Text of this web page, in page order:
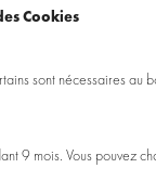
Cookies
sont nécessaires au
9 mois. Vous pouvez
Jeu de